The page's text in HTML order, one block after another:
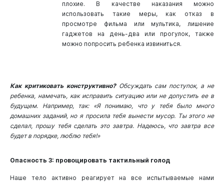
плохие. В качестве наказания можно
использовать такие меры, как отказ в
просмотре фильма или мультика, лишение
гаджетов на день-два или прогулок, также
можно попросить ребенка извиниться.
Как критиковать конструктивно?Обсуждать сам поступок, а не
ребенка, намечать, как исправить ситуацию или не допустить ее в
будущем. Например, так: «Я понимаю, что у тебя было много
домашних заданий, но я просила тебя вынести мусор. Ты этого не
сделал, прошу тебя сделать это завтра. Надеюсь, что завтра все
будет в порядке, люблю тебя!»
Опасность 3: провоцировать тактильный голод
Наше тело активно реагирует на все испытываемые нами